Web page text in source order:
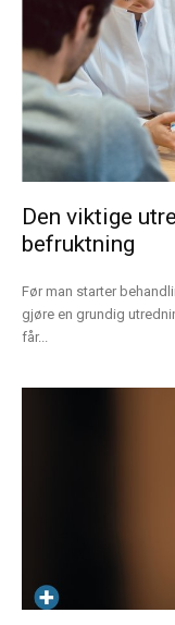
Den viktige
befruktning
Før man starter
gjøre en grundig
får...